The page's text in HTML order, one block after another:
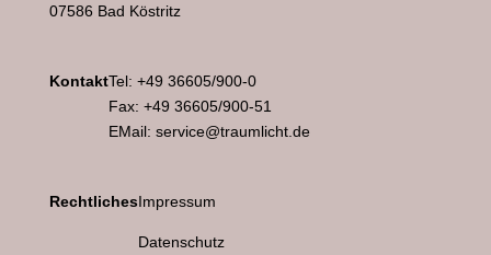
07586 Bad Köstritz
KontaktTel: +49 36605/900-0
Fax: +49 36605/900-51
EMail: service@traumlicht.de
RechtlichesImpressum
Datenschutz